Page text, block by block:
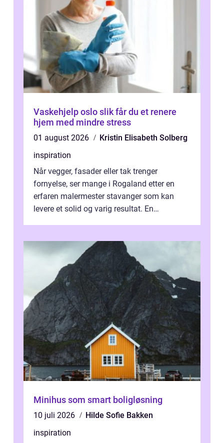
Vaskehjelp oslo slik får du et renere
hjem med mindre stress
01 august 2026
Kristin Elisabeth Solberg
inspiration
Når vegger, fasader eller tak trenger
fornyelse, ser mange i Rogaland etter en
erfaren malermester stavanger som kan
levere et solid og varig resultat. En
Minihus som smart boligløsning
10 juli 2026
Hilde Sofie Bakken
inspiration